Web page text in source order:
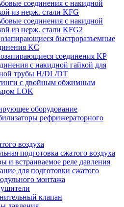
соединения с накидной
из нерж. стали KFG
соединения с накидной
из нерж. стали KFG2
быстроразъемные
KC
соединения KP
с накидной гайкой для
трубы H/DL/DT
с двойным обжимным
LOK
оборудование
рефрижераторного
воздуха
подготовка сжатого воздуха
и встраиваемое реле давления
для подготовки сжатого
монтажа
клапан